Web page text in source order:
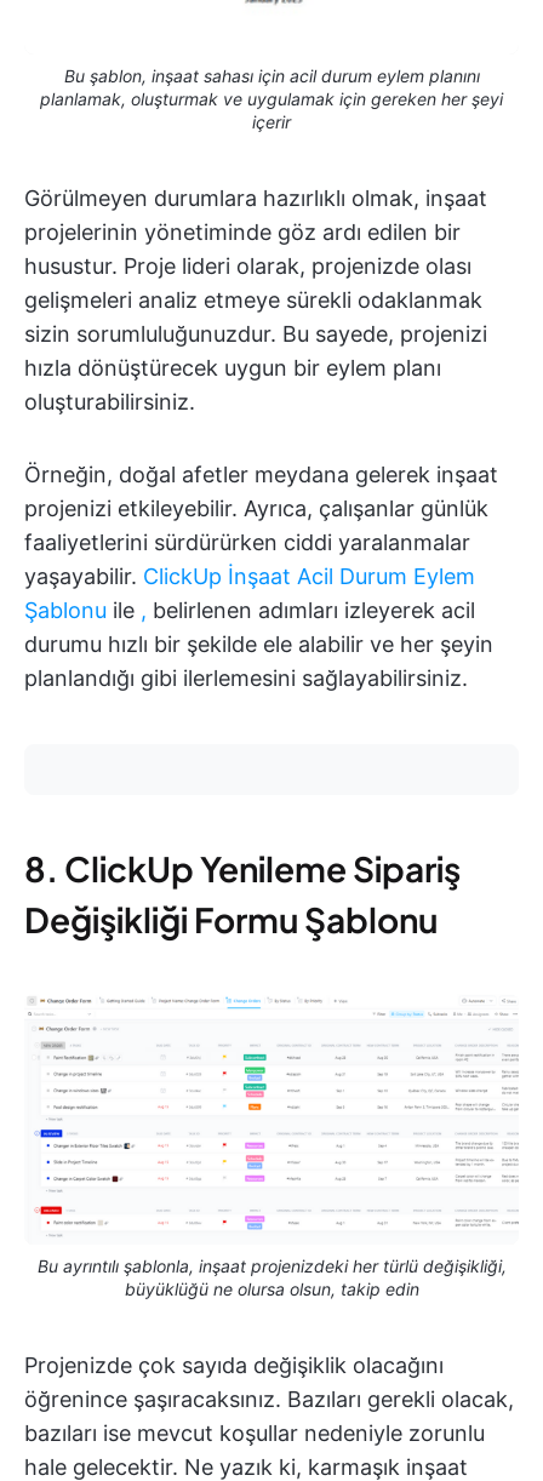
Bu şablon, inşaat sahası için acil durum eylem planını
planlamak, oluşturmak ve uygulamak için gereken her şeyi
içerir
Görülmeyen durumlara hazırlıklı olmak, inşaat
projelerinin yönetiminde göz ardı edilen bir
husustur. Proje lideri olarak, projenizde olası
gelişmeleri analiz etmeye sürekli odaklanmak
sizin sorumluluğunuzdur. Bu sayede, projenizi
hızla dönüştürecek uygun bir eylem planı
oluşturabilirsiniz.
Örneğin, doğal afetler meydana gelerek inşaat
projenizi etkileyebilir. Ayrıca, çalışanlar günlük
faaliyetlerini sürdürürken ciddi yaralanmalar
yaşayabilir. ClickUp İnşaat Acil Durum Eylem
Şablonu ile , belirlenen adımları izleyerek acil
durumu hızlı bir şekilde ele alabilir ve her şeyin
planlandığı gibi ilerlemesini sağlayabilirsiniz.
8. ClickUp Yenileme Sipariş
Değişikliği Formu Şablonu
Bu ayrıntılı şablonla, inşaat projenizdeki her türlü değişikliği,
büyüklüğü ne olursa olsun, takip edin
Projenizde çok sayıda değişiklik olacağını
öğrenince şaşıracaksınız. Bazıları gerekli olacak,
bazıları ise mevcut koşullar nedeniyle zorunlu
hale gelecektir. Ne yazık ki, karmaşık inşaat